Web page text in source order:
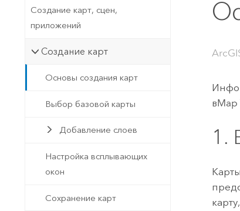
Создание карт, сцен,
приложений
Создание карт
Основы создания карт
Выбор базовой карты
Добавление слоев
Настройка всплывающих
окон
Сохранение карт
вMap
1.